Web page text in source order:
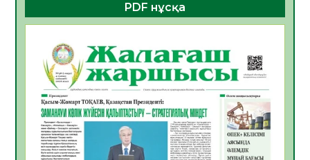
ҚҰРЫЛТАЙ САЙЛАУЫ – БОЛАШАҚҚА
06.08.2026
Инфекциялық ауруларға қарсы иммундау
жұмыстарының тиімділігі
06.08.2026
35
Көкжөтел ауруы туралы
06.08.2026
33
PDF нұсқа